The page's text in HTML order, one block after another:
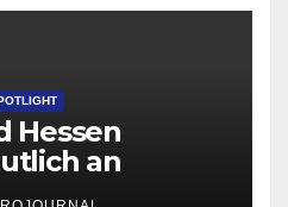
Hessen
an
Startup-